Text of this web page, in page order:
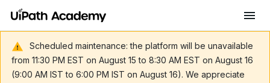
Scheduled maintenance: the platform will be unavailable
from 11:30 PM EST on August 15 to 8:30 AM EST on August 16
(9:00 AM IST to 6:00 PM IST on August 16). We appreciate